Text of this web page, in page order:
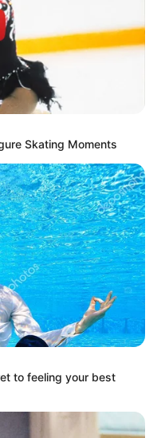
ιδιοκτησία του
η αναπαραγωγή, η
τους χωρίς προηγούμενη
επιφύλαξη κάθε νόμιμου
Απορρήτου του website πριν
Skating Moments
to feeling your best